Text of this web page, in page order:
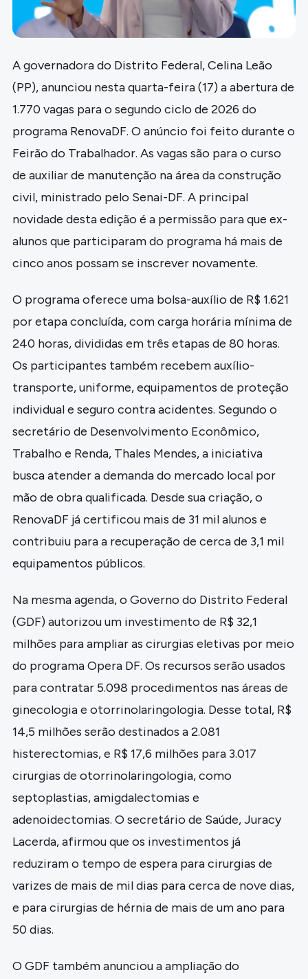
A governadora do Distrito Federal, Celina Leão
(PP), anunciou nesta quarta-feira (17) a abertura de
1.770 vagas para o segundo ciclo de 2026 do
programa RenovaDF. O anúncio foi feito durante o
Feirão do Trabalhador. As vagas são para o curso
de auxiliar de manutenção na área da construção
civil, ministrado pelo Senai-DF. A principal
novidade desta edição é a permissão para que ex-
alunos que participaram do programa há mais de
cinco anos possam se inscrever novamente.
O programa oferece uma bolsa-auxílio de R$ 1.621
por etapa concluída, com carga horária mínima de
240 horas, divididas em três etapas de 80 horas.
Os participantes também recebem auxílio-
transporte, uniforme, equipamentos de proteção
individual e seguro contra acidentes. Segundo o
secretário de Desenvolvimento Econômico,
Trabalho e Renda, Thales Mendes, a iniciativa
busca atender a demanda do mercado local por
mão de obra qualificada. Desde sua criação, o
RenovaDF já certificou mais de 31 mil alunos e
contribuiu para a recuperação de cerca de 3,1 mil
equipamentos públicos.
Na mesma agenda, o Governo do Distrito Federal
(GDF) autorizou um investimento de R$ 32,1
milhões para ampliar as cirurgias eletivas por meio
do programa Opera DF. Os recursos serão usados
para contratar 5.098 procedimentos nas áreas de
ginecologia e otorrinolaringologia. Desse total, R$
14,5 milhões serão destinados a 2.081
histerectomias, e R$ 17,6 milhões para 3.017
cirurgias de otorrinolaringologia, como
septoplastias, amigdalectomias e
adenoidectomias. O secretário de Saúde, Juracy
Lacerda, afirmou que os investimentos já
reduziram o tempo de espera para cirurgias de
varizes de mais de mil dias para cerca de nove dias,
e para cirurgias de hérnia de mais de um ano para
50 dias.
O GDF também anunciou a ampliação do